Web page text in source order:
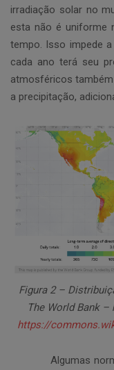
irradiação solar no
esta não é uniforme
tempo. Isso impede
cada ano terá seu
atmosféricos
a precipitação,
Figura 2 –
The World Bank
https://
Algumas normas